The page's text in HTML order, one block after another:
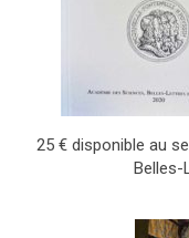
25 € disponible au
Belles-